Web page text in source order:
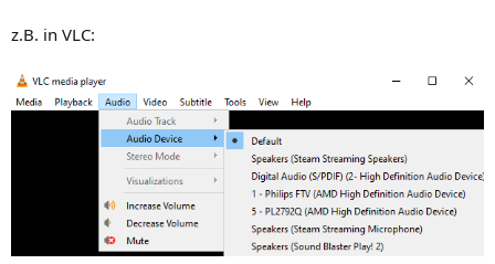
z.B. in VLC: